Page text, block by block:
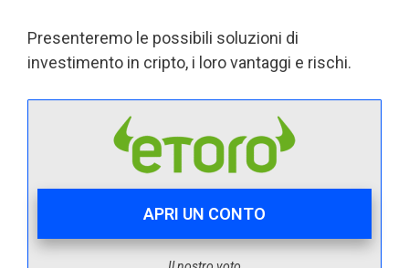
Presenteremo le possibili soluzioni di
investimento in cripto, i loro vantaggi e rischi.
APRI UN CONTO